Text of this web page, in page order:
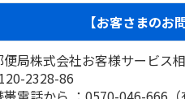
【お客さまのお
便局株式会社お客様サービス
2328-86